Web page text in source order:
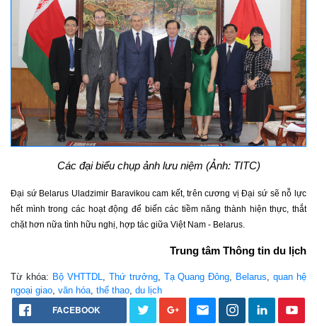
Các đại biểu chụp ảnh lưu niệm (Ảnh: TITC)
Đại sứ Belarus Uladzimir Baravikou cam kết, trên cương vị Đại sứ sẽ nỗ lực
hết mình trong các hoạt động để biến các tiềm năng thành hiện thực, thắt
chặt hơn nữa tình hữu nghị, hợp tác giữa Việt Nam - Belarus.
Trung tâm Thông tin du lịch
Từ khóa: Bộ VHTTDL, Thứ trưởng, Tạ Quang Đông, Belarus,quan hệ
ngoại giao, văn hóa, thể thao, du lịch
FACEBOOK